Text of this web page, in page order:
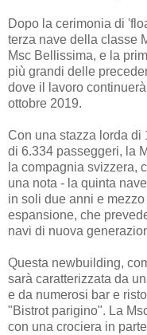
Dopo la cerimonia di
terza nave della classe
Msc Bellissima, e la
più grandi delle
dove il lavoro
ottobre 2019.
Con una stazza lorda di
di 6.334 passeggeri, la
la compagnia svizzera,
una nota - la quinta
in soli due anni e
espansione, che
navi di nuova
Questa newbuilding,
sarà caratterizzata da
e da numerosi bar e
"Bistrot parigino". La
con una crociera in